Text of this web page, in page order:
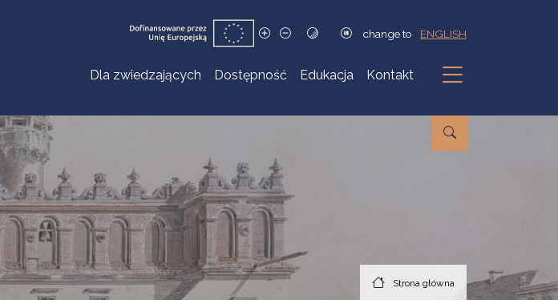
change to ENGLISH
Dla zwiedzających Dostępność Edukacja Kontakt
Podmenu
Strona główna